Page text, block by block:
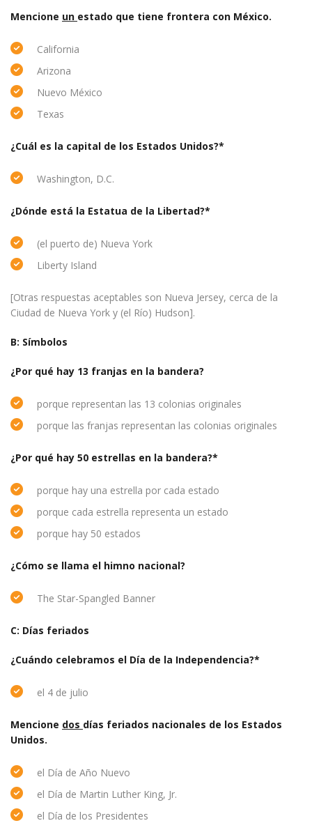
Mencione un estado que tiene frontera con México.
California
Arizona
Nuevo México
Texas
¿Cuál es la capital de los Estados Unidos?*
Washington, D.C.
¿Dónde está la Estatua de la Libertad?*
(el puerto de) Nueva York
Liberty Island
[Otras respuestas aceptables son Nueva Jersey, cerca de la
Ciudad de Nueva York y (el Río) Hudson].
B: Símbolos
¿Por qué hay 13 franjas en la bandera?
porque representan las 13 colonias originales
porque las franjas representan las colonias originales
¿Por qué hay 50 estrellas en la bandera?*
porque hay una estrella por cada estado
porque cada estrella representa un estado
porque hay 50 estados
¿Cómo se llama el himno nacional?
The Star-Spangled Banner
C: Días feriados
¿Cuándo celebramos el Día de la Independencia?*
el 4 de julio
Mencione dos días feriados nacionales de los Estados
Unidos.
el Día de Año Nuevo
el Día de Martin Luther King, Jr.
el Día de los Presidentes